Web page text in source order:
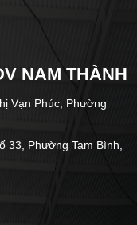
NAM THÀNH
Vạn Phúc, Phường
33, Phường Tam Bình,